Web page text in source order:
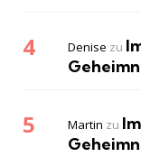
Denise zu
Martin zu